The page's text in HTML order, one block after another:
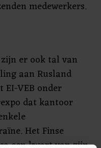
medewerkers.
er ook tal van
aan Rusland
EI-VEB onder
dat kantoor
Het Finse